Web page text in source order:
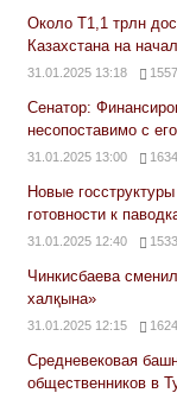
Около Т1,1 трлн
Казахстана на
31.01.2025 13:18 1557
Сенатор:
несопоставимо с
31.01.2025 13:00 1634
Новые
готовности к
31.01.2025 12:40 1533
Чинкисбаева
халқына»
31.01.2025 12:15 1624
Средневековая
общественников в